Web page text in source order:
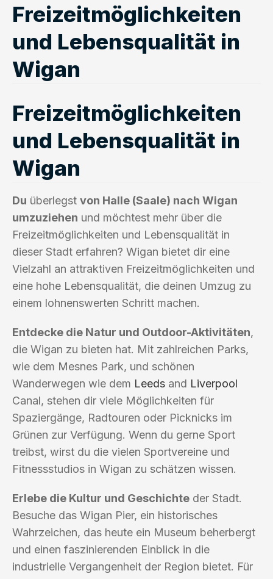
Freizeitmöglichkeiten
und Lebensqualität in
Wigan
Freizeitmöglichkeiten
und Lebensqualität in
Wigan
Du überlegst von Halle (Saale) nach Wigan
umzuziehen und möchtest mehr über die
Freizeitmöglichkeiten und Lebensqualität in
dieser Stadt erfahren? Wigan bietet dir eine
Vielzahl an attraktiven Freizeitmöglichkeiten und
eine hohe Lebensqualität, die deinen Umzug zu
einem lohnenswerten Schritt machen.
Entdecke die Natur und Outdoor-Aktivitäten,
die Wigan zu bieten hat. Mit zahlreichen Parks,
wie dem Mesnes Park, und schönen
Wanderwegen wie dem Leeds and Liverpool
Canal, stehen dir viele Möglichkeiten für
Spaziergänge, Radtouren oder Picknicks im
Grünen zur Verfügung. Wenn du gerne Sport
treibst, wirst du die vielen Sportvereine und
Fitnessstudios in Wigan zu schätzen wissen.
Erlebe die Kultur und Geschichte der Stadt.
Besuche das Wigan Pier, ein historisches
Wahrzeichen, das heute ein Museum beherbergt
und einen faszinierenden Einblick in die
industrielle Vergangenheit der Region bietet. Für